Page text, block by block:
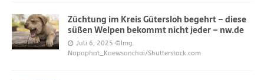
Züchtung im Kreis Gütersloh begehrt – diese
süßen Welpen bekommt nicht jeder – nw.de
Juli 6, 2025 ©Img.
Napaphat_Kaewsanchai/Shutterstock.com